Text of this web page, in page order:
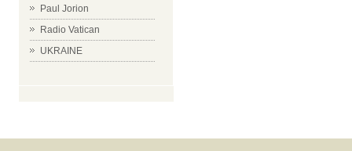
Paul Jorion
Radio Vatican
UKRAINE